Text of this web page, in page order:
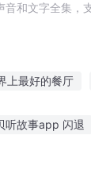
和文字全集，
上最好的餐厅
听故事app 闪退